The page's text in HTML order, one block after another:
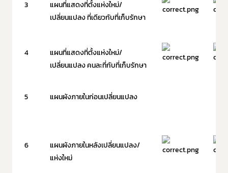
3
แผนที่แสดงที่ตั้งแห่งใหม่/
เปลี่ยนแปลง ที่เดียวกับที่เก็บรักษา
4
แผนที่แสดงที่ตั้งแห่งใหม่/
เปลี่ยนแปลง คนละที่กับที่เก็บรักษา
5 แผนผังภายในก่อนเปลี่ยนแปลง
6
แผนผังภายในหลังเปลี่ยนแปลง/
แห่งใหม่
เลือกหัวข้อที่ท่านต้องการ Subscribe
ข่าวประชาสัมพันธ์ทั่วไป